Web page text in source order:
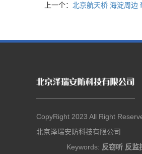
上一个： 北京航天桥 海淀周边
CopyRight 2023 All Right
北京泽瑞安防科技有限公司
Keywords: 反窃听 反监